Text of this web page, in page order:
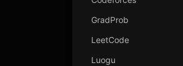
GradProb
LeetCode
Luogu